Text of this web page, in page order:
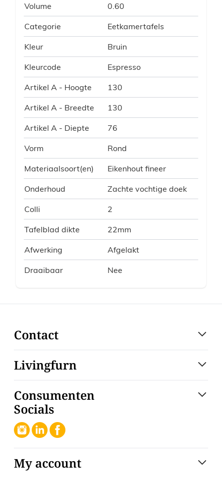
Volume 0.60
Categorie Eetkamertafels
Kleur Bruin
Kleurcode Espresso
Artikel A - Hoogte 130
Artikel A - Breedte 130
Artikel A - Diepte 76
Vorm Rond
Materiaalsoort(en) Eikenhout fineer
Onderhoud Zachte vochtige doek
Colli 2
Tafelblad dikte 22mm
Afwerking Afgelakt
Draaibaar Nee
Contact
Livingfurn
Consumenten
Socials
My account